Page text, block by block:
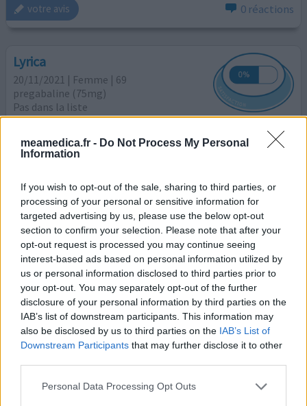
meamedica.fr - Do Not Process My Personal
Information
If you wish to opt-out of the sale, sharing to third parties, or
processing of your personal or sensitive information for
targeted advertising by us, please use the below opt-out
section to confirm your selection. Please note that after your
opt-out request is processed you may continue seeing
interest-based ads based on personal information utilized by
us or personal information disclosed to third parties prior to
your opt-out. You may separately opt-out of the further
disclosure of your personal information by third parties on the
IAB’s list of downstream participants. This information may
also be disclosed by us to third parties on the IAB’s List of
Downstream Participants that may further disclose it to other
Personal Data Processing Opt Outs
votre avis 0 réactions
Lyrica
20/11/2021 | Femme | 69
pregabaline (75mg)
Pas dans la liste
Quantité effets secondaires
Ce médicament m'a été prescrit par une jeune médecin
pour une névralgie cervico-brachiale en même temps
que du Laroxyl 400 mg que je n'ai d'ailleurs pas acheté
après interrogation de mon pharmacien. Cette jeune
doctoresse savait que je prends depuis très longtemps du
Lysanxia (2 comprises de 10 mg chaque soir). Or,
l'utilisation concomitante du Lyrica et des
benzodiazépi...lire la suite
votre avis 0 réactions
24/10/2021 | Femme | 53